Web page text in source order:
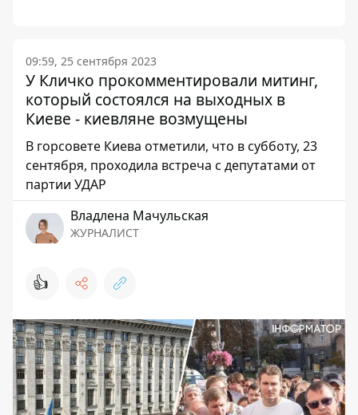
09:59, 25 сентября 2023
У Кличко прокомментировали митинг,
который состоялся на выходных в
Киеве - киевляне возмущены
В горсовете Киева отметили, что в субботу, 23
сентября, проходила встреча с депутатами от
партии УДАР
Владлена Мачульская
ЖУРНАЛИСТ
👍